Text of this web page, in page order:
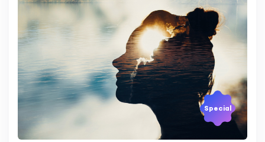
Special